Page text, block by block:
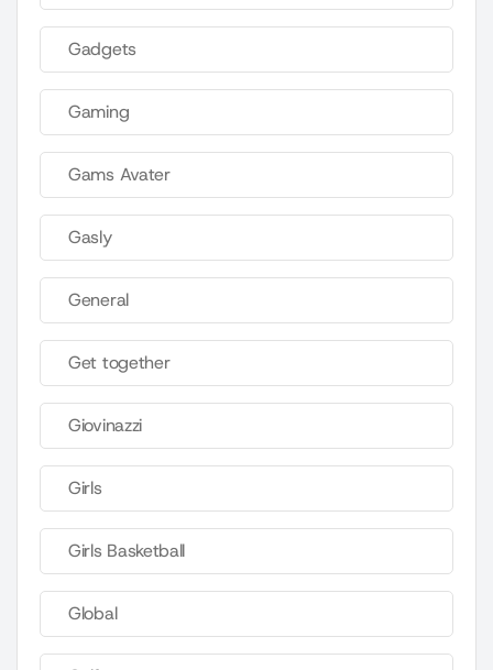
Gadgets
Gaming
Gams Avater
Gasly
General
Get together
Giovinazzi
Girls
Girls Basketball
Global